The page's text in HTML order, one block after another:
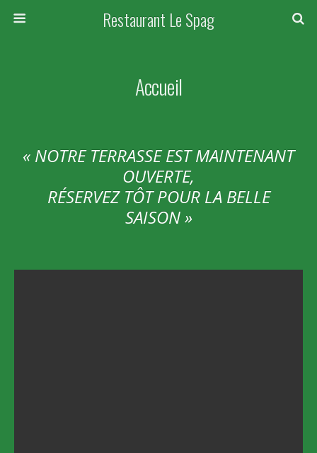
Restaurant Le Spag
Accueil
« NOTRE TERRASSE EST MAINTENANT
OUVERTE,
RÉSERVEZ TÔT POUR LA BELLE
SAISON »